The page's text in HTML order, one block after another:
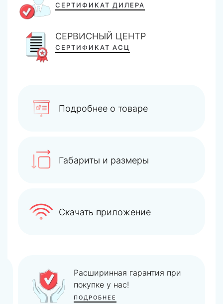
СЕРТИФИКАТ ДИЛЕРА
СЕРВИСНЫЙ ЦЕНТР
СЕРТИФИКАТ АСЦ
Подробнее о товаре
Габариты и размеры
Скачать приложение
Покупать оборудование
комплектом дешевле!
ПОДРОБНЕЕ